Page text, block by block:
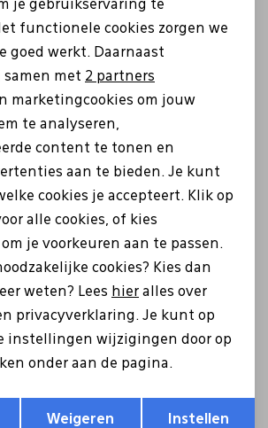
Solidus
67011 Kai grijs
179,95
Rieker
cookies
Opslaan
je gebruikservaring te
functionele cookies zorgen we
goed werkt. Daarnaast
met 2 partners
marketingcookies om jouw
te analyseren,
content te tonen en
aan te bieden. Je kunt
cookies je accepteert. Klik op
alle cookies, of kies
je voorkeuren aan te passen.
cookies? Kies dan
weten? Lees hier alles over
privacyverklaring. Je kunt op
instellingen wijzigingen door op
onder aan de pagina.
Weigeren Instellen